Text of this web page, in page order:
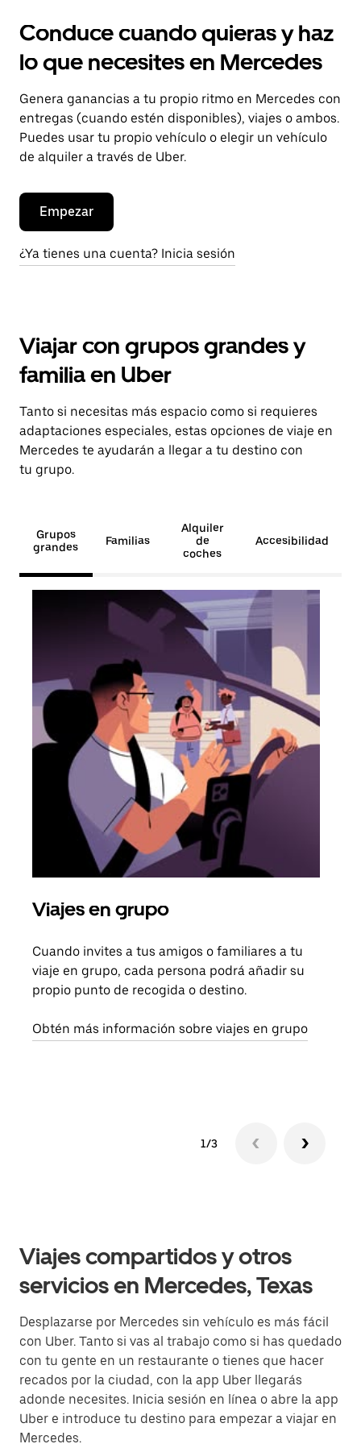
Conduce cuando quieras y haz
lo que necesites en Mercedes
Genera ganancias a tu propio ritmo en Mercedes con
entregas (cuando estén disponibles), viajes o ambos.
Puedes usar tu propio vehículo o elegir un vehículo
de alquiler a través de Uber.
Empezar
¿Ya tienes una cuenta? Inicia sesión
Viajar con grupos grandes y
familia en Uber
Tanto si necesitas más espacio como si requieres
adaptaciones especiales, estas opciones de viaje en
Mercedes te ayudarán a llegar a tu destino con
tu grupo.
Grupos
grandes
Familias
Alquiler
de
coches
Accesibilidad
Viajes en grupo
Cuando invites a tus amigos o familiares a tu
viaje en grupo, cada persona podrá añadir su
propio punto de recogida o destino.
Obtén más información sobre viajes en grupo
1/3
Viajes compartidos y otros
servicios en Mercedes, Texas
Desplazarse por Mercedes sin vehículo es más fácil
con Uber. Tanto si vas al trabajo como si has quedado
con tu gente en un restaurante o tienes que hacer
recados por la ciudad, con la app Uber llegarás
adonde necesites. Inicia sesión en línea o abre la app
Uber e introduce tu destino para empezar a viajar en
Mercedes.